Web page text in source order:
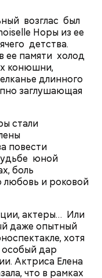
возглас был
Норы из ее
детства.
ее памяти холод
конюшни,
длинного
заглушающая
стали
повести
юной
боль
и роковой
актеры… Или
даже опытный
хотя
дар
Актриса Елена
что в рамках
роль
и доблестного
главному
Элору к
колец»
интерес и
но в 1988
был не
летний Килмер,
мегауспешном
актер
женой Джоан
снова» (Kill
Without